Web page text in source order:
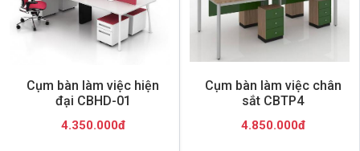
Cụm bàn làm việc hiện
đại CBHD-01
4.350.000đ
Cụm bàn làm việc chân
sắt CBTP4
4.850.000đ